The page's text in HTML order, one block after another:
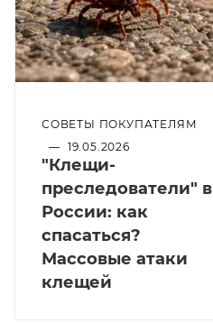
СОВЕТЫ ПОКУПАТЕЛЯМ
— 19.05.2026
"Клещи-
преследователи" в
России: как
спасаться?
Массовые атаки
клещей